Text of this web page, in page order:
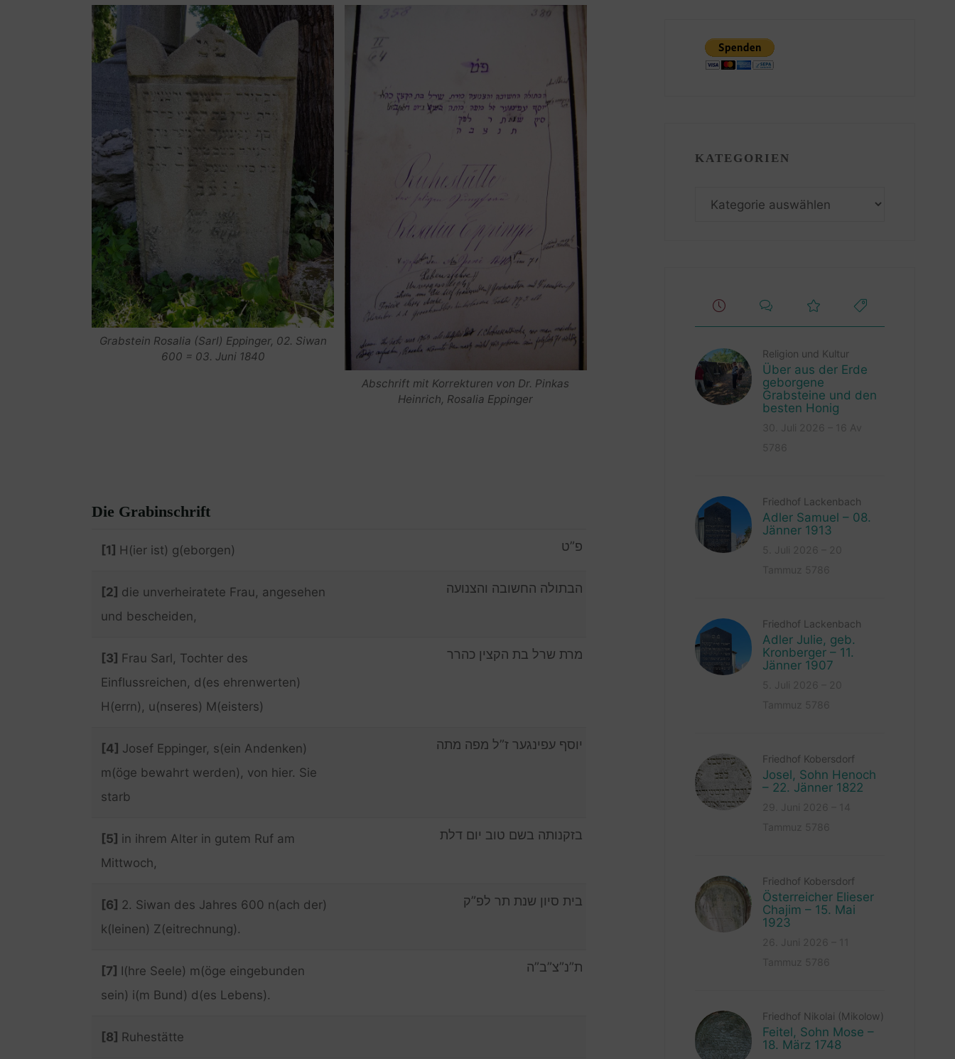
Grabstein Rosalia (Sarl) Eppinger, 02. Siwan
600 = 03. Juni 1840
Abschrift mit Korrekturen von Dr. Pinkas
Heinrich, Rosalia Eppinger
Die Grabinschrift
[1] H(ier ist) g(eborgen) פ”ט
[2] die unverheiratete Frau, angesehen
und bescheiden,
הבתולה החשובה והצנועה
[3] Frau Sarl, Tochter des
Einflussreichen, d(es ehrenwerten)
H(errn), u(nseres) M(eisters)
מרת שרל בת הקצין כהרר
[4] Josef Eppinger, s(ein Andenken)
m(öge bewahrt werden), von hier. Sie
starb
יוסף עפינגער ז”ל מפה מתה
[5] in ihrem Alter in gutem Ruf am
Mittwoch,
בזקנותה בשם טוב יום דלת
[6] 2. Siwan des Jahres 600 n(ach der)
k(leinen) Z(eitrechnung).
בית סיון שנת תר לפ”ק
[7] I(hre Seele) m(öge eingebunden
sein) i(m Bund) d(es Lebens).
ת”נ”צ”ב”ה
[8] Ruhestätte
KATEGORIEN
Religion und Kultur
Über aus der Erde
geborgene
Grabsteine und den
besten Honig
Friedhof Lackenbach
Adler Samuel – 08.
Jänner 1913
Friedhof Lackenbach
Adler Julie, geb.
Kronberger – 11.
Jänner 1907
Friedhof Kobersdorf
Josel, Sohn Henoch
– 22. Jänner 1822
Friedhof Kobersdorf
Österreicher Elieser
Chajim – 15. Mai
1923
Friedhof Nikolai (Mikolow)
Feitel, Sohn Mose –
18. März 1748